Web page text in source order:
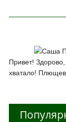
Привет!
хватало! Плющев.